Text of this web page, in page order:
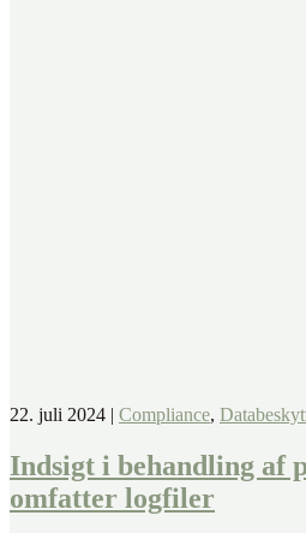
22. juli 2024 | Compliance,
Indsigt i behandling af
omfatter logfiler